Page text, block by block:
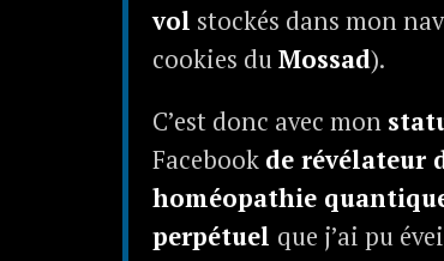
vol stockés dans mon
cookies duMossad).
C’est donc avec mon
Facebook de révélateur
homéopathie
perpétuel que j’ai pu